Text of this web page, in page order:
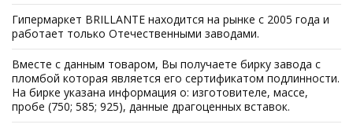
Гипермаркет BRILLANTE находится на рынке с 2005 года и
работает только Отечественными заводами.
Вместе с данным товаром, Вы получаете бирку завода с
пломбой которая является его сертификатом подлинности.
На бирке указана информация о: изготовителе, массе,
пробе (750; 585; 925), данные драгоценных вставок.